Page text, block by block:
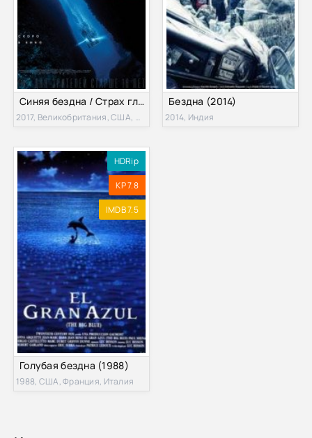
Синяя бездна / Страх глубины (2017)
2017, Великобритания, США, Доминикана
Бездна (2014)
2014, Индия
HDRip
KP 7.8
IMDB 7.5
Голубая бездна (1988)
1988, США, Франция, Италия